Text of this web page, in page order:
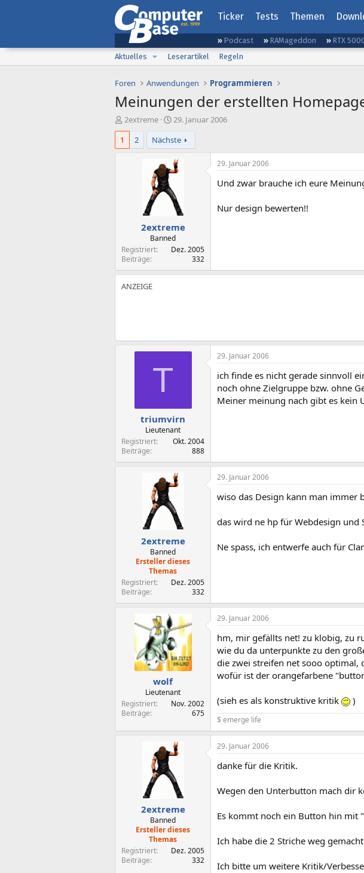
Ticker Tests Themen
Podcast RAMageddon RTX
Aktuelles
Leserartikel Regeln
Foren Anwendungen Programmieren
Meinungen der erstellten
E
r
t
2extreme
E
r
s
t
e
l
t
a
m
29. Januar 2006
1
2 Nächste
2extreme
Banned
Registriert
Dez. 2005
Beiträge
332
29. Januar 2006
Und zwar brauche ich eure
Nur design bewerten!!
T
triumvirn
Lieutenant
Registriert
Okt. 2004
Beiträge
888
29. Januar 2006
ich finde es nicht gerade sinnvoll
noch ohne Zielgruppe bzw. ohne
Meiner meinung nach gibt es kein
2extreme
Banned
Ersteller dieses
Themas
Registriert
Dez. 2005
Beiträge
332
29. Januar 2006
wiso das Design kann man immer
das wird ne hp für Webdesign
Ne spass, ich entwerfe auch für
wolf
Lieutenant
Registriert
Nov. 2002
Beiträge
675
29. Januar 2006
hm, mir gefällts net! zu klobig, zu
wie du da unterpunkte zu den
die zwei streifen net sooo optimal,
wofür ist der orangefarbene
(sieh es als konstruktive kritik )
$ emerge life
2extreme
Banned
Ersteller dieses
Themas
Registriert
Dez. 2005
Beiträge
332
29. Januar 2006
danke für die Kritik.
Wegen den Unterbutton mach dir
Es kommt noch ein Button hin mit
Ich habe die 2 Striche weg
Ich bitte um weitere Kritik/